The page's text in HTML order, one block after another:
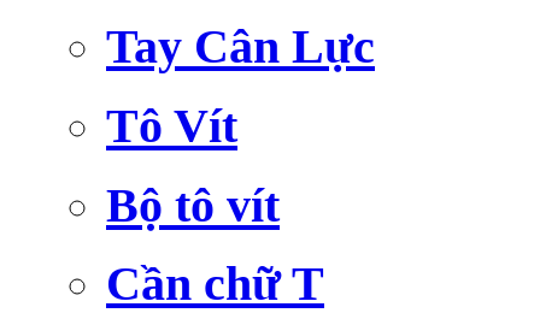
Tay Cân Lực
Tô Vít
Bộ tô vít
Cần chữ T